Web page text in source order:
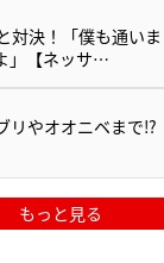
対決！「僕も通いま
」【ネッサ…
リやオオニベまで⁉
もっと見る